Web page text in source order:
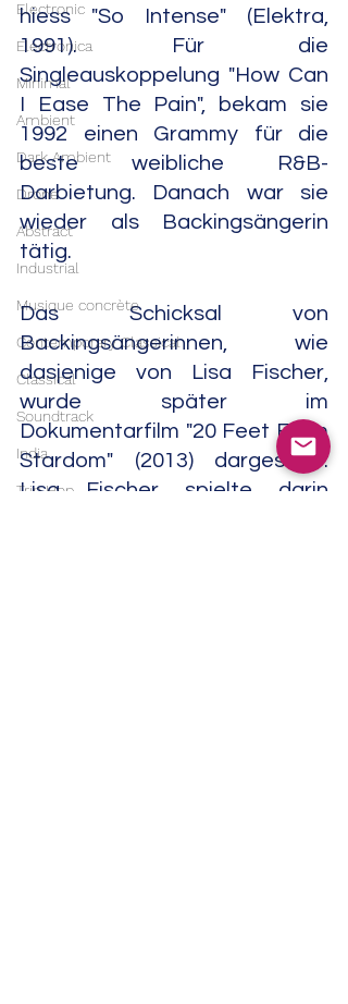
Electronic
Electronica
Minimal
Ambient
Dark Ambient
Drone
Abstract
Industrial
Musique concrète
Contemporary Classical
Classical
Soundtrack
India
Trip Hop
hiess "So Intense" (Elektra,
1991). Für die
Singleauskoppelung "How Can
I Ease The Pain", bekam sie
1992 einen Grammy für die
beste weibliche R&B-
Darbietung. Danach war sie
wieder als Backingsängerin
tätig.
Das Schicksal von
Backingsängerinnen, wie
dasjenige von Lisa Fischer,
wurde später im
Dokumentarfilm "20 Feet From
Stardom" (2013) dargestellt.
Lisa Fischer spielte darin